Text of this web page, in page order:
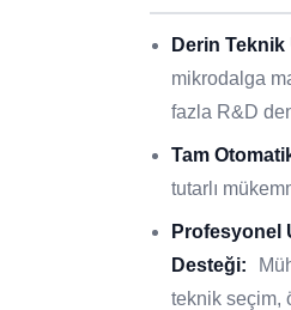
Derin Teknik
mikrodalga
fazla R&D
Tam
tutarlı
Profesyonel
Desteği:
teknik seçim,